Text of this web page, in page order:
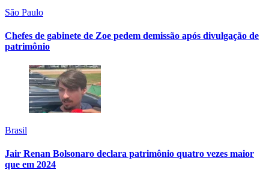
São Paulo
Chefes de gabinete de Zoe pedem demissão após divulgação de
patrimônio
Brasil
Jair Renan Bolsonaro declara patrimônio quatro vezes maior
que em 2024